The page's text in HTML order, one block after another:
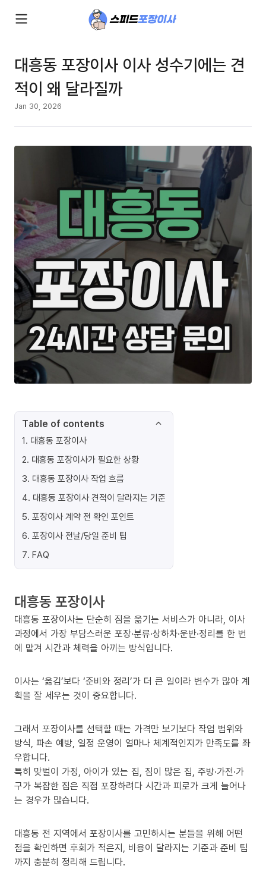
대흥동 포장이사 이사 성수기에는 견
적이 왜 달라질까
Jan 30, 2026
Table of contents
1. 대흥동 포장이사
2. 대흥동 포장이사가 필요한 상황
3. 대흥동 포장이사 작업 흐름
4. 대흥동 포장이사 견적이 달라지는 기준
5. 포장이사 계약 전 확인 포인트
6. 포장이사 전날/당일 준비 팁
7. FAQ
대흥동 포장이사
대흥동 포장이사는 단순히 짐을 옮기는 서비스가 아니라, 이사
과정에서 가장 부담스러운 포장·분류·상하차·운반·정리를 한 번
에 맡겨 시간과 체력을 아끼는 방식입니다.
이사는 ‘옮김’보다 ‘준비와 정리’가 더 큰 일이라 변수가 많아 계
획을 잘 세우는 것이 중요합니다.
그래서 포장이사를 선택할 때는 가격만 보기보다 작업 범위와
방식, 파손 예방, 일정 운영이 얼마나 체계적인지가 만족도를 좌
우합니다.
특히 맞벌이 가정, 아이가 있는 집, 짐이 많은 집, 주방·가전·가
구가 복잡한 집은 직접 포장하려다 시간과 피로가 크게 늘어나
는 경우가 많습니다.
대흥동 전 지역에서 포장이사를 고민하시는 분들을 위해 어떤
점을 확인하면 후회가 적은지, 비용이 달라지는 기준과 준비 팁
까지 충분히 정리해 드립니다.